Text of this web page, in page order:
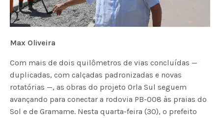
Max Oliveira
Com mais de dois quilômetros de vias concluídas —
duplicadas, com calçadas padronizadas e novas
rotatórias —, as obras do projeto Orla Sul seguem
avançando para conectar a rodovia PB-008 às praias do
Sol e de Gramame. Nesta quarta-feira (30), o prefeito